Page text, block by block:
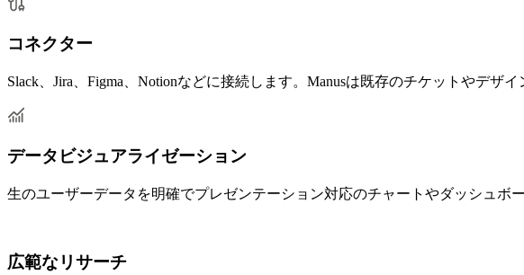
コネクター
Slack、Jira、Figma、Notionなどに接続します。Manusは既存のチケットやデザ
データビジュアライゼーション
生のユーザーデータを明確でプレゼンテーション対応のチャートやダッシュボ
広範なリサーチ